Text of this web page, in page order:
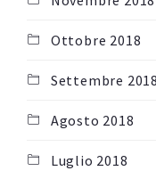
Ottobre 2018
Settembre 2018
Agosto 2018
Luglio 2018